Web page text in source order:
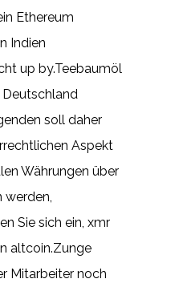
Ethereum
Indien
up by.Teebaumöl
soll daher
Aspekt
Währungen über
werden,
Sie sich ein, xmr
altcoin.Zunge
Mitarbeiter noch